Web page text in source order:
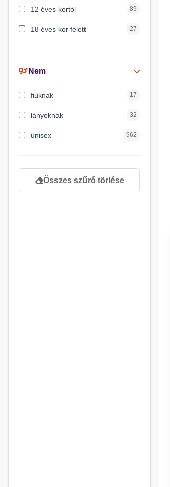
12 éves kortól 89
18 éves kor felett 27
3 éves kortól 200
7 éves kortól 53
Nem
fiúknak 17
lányoknak 32
unisex 962
Összes szűrő törlése